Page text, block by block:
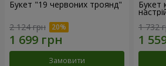
Букет "19 червоних троянд"
2 124 грн
Замовити
Букет
1 732